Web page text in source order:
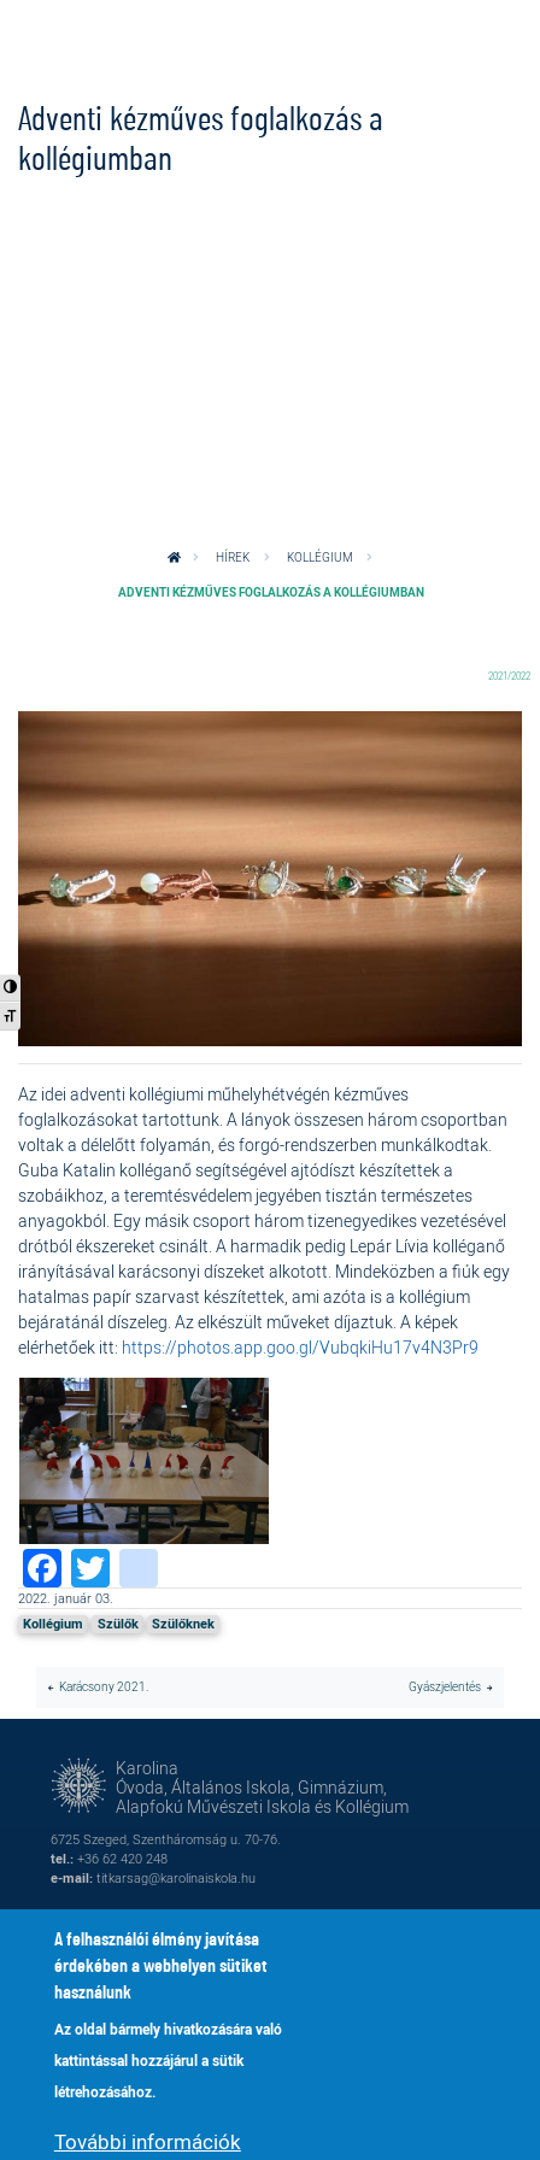
Nagy kontraszt váltása
Betűméret váltása
Adventi kézműves foglalkozás a
kollégiumban
HÍREK KOLLÉGIUM
ADVENTI KÉZMŰVES FOGLALKOZÁS A KOLLÉGIUMBAN
2021/2022
Az idei adventi kollégiumi műhelyhétvégén kézműves
foglalkozásokat tartottunk. A lányok összesen három csoportban
voltak a délelőtt folyamán, és forgó-rendszerben munkálkodtak.
Guba Katalin kolléganő segítségével ajtódíszt készítettek a
szobáikhoz, a teremtésvédelem jegyében tisztán természetes
anyagokból. Egy másik csoport három tizenegyedikes vezetésével
drótból ékszereket csinált. A harmadik pedig Lepár Lívia kolléganő
irányításával karácsonyi díszeket alkotott. Mindeközben a fiúk egy
hatalmas papír szarvast készítettek, ami azóta is a kollégium
bejáratánál díszeleg. Az elkészült műveket díjaztuk. A képek
elérhetőek itt: https://photos.app.goo.gl/VubqkiHu17v4N3Pr9
Facebook
Twitter
2022. január 03.
Kollégium Szülők Szülőknek
Karácsony 2021. Gyászjelentés
Karolina
Óvoda, Általános Iskola, Gimnázium,
Alapfokú Művészeti Iskola és Kollégium
6725 Szeged, Szentháromság u. 70-76.
tel.: +36 62 420 248
e-mail: titkarsag@karolinaiskola.hu
Lábléc
Naptár
Alapítvány
Adatkezelés
A felhasználói élmény javítása
érdekében a webhelyen sütiket
használunk
Az oldal bármely hivatkozására való
kattintással hozzájárul a sütik
létrehozásához.
További információk